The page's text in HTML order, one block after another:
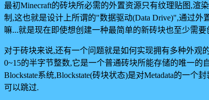
最初Minecraft的砖块所必需的外置资源只有纹理贴图,渲
制,这也就是设计上所谓的"数据驱动(Data Drive)",通过
嘛...就是现在即使想创建一种最简单的新砖块也至少需
对于砖块来说,还有一个问题就是如何实现拥有多种外观
0~15的半字节整数,它是一个普通砖块所能存储的唯一的
Blockstate系统,Blockstate(砖块状态)是对Metadata的一
可以跳过.